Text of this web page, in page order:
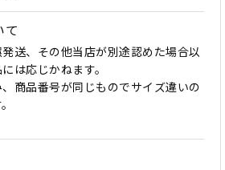
送、その他当店が別途認めた場合以
は応じかねます。
商品番号が同じものでサイズ違いの